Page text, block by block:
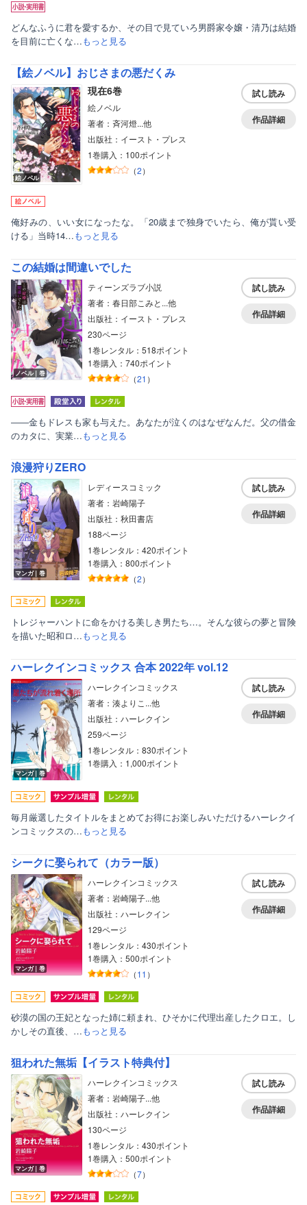
どんなふうに君を愛するか、その目で見ていろ男爵家令嬢・清乃は結婚
を目前に亡くな…もっと見る
【絵ノベル】おじさまの悪だくみ
絵ノベル
現在6巻
絵ノベル
著者：斉河燈...他
出版社：イースト・プレス
1巻購入：100ポイント
（2）
試し読み
作品詳細
俺好みの、いい女になったな。「20歳まで独身でいたら、俺が貰い受
ける」当時14…もっと見る
この結婚は間違いでした
ノベル｜巻
ティーンズラブ小説
著者：春日部こみと...他
出版社：イースト・プレス
230ページ
1巻レンタル：518ポイント
1巻購入：740ポイント
（21 ）
試し読み
作品詳細
――金もドレスも家も与えた。あなたが泣くのはなぜなんだ。父の借金
のカタに、実業…もっと見る
浪漫狩りZERO
マンガ｜巻
レディースコミック
著者：岩崎陽子
出版社：秋田書店
188ページ
1巻レンタル：420ポイント
1巻購入：800ポイント
（2）
試し読み
作品詳細
トレジャーハントに命をかける美しき男たち…。そんな彼らの夢と冒険
を描いた昭和ロ…もっと見る
ハーレクインコミックス 合本 2022年 vol.12
マンガ｜巻
ハーレクインコミックス
著者：湊よりこ...他
出版社：ハーレクイン
259ページ
1巻レンタル：830ポイント
1巻購入：1,000ポイント
試し読み
作品詳細
毎月厳選したタイトルをまとめてお得にお楽しみいただけるハーレクイ
ンコミックスの…もっと見る
シークに娶られて（カラー版）
マンガ｜巻
ハーレクインコミックス
著者：岩崎陽子...他
出版社：ハーレクイン
129ページ
1巻レンタル：430ポイント
1巻購入：500ポイント
（11 ）
試し読み
作品詳細
砂漠の国の王妃となった姉に頼まれ、ひそかに代理出産したクロエ。し
かしその直後、…もっと見る
狙われた無垢【イラスト特典付】
マンガ｜巻
ハーレクインコミックス
著者：岩崎陽子...他
出版社：ハーレクイン
130ページ
1巻レンタル：430ポイント
1巻購入：500ポイント
（7）
試し読み
作品詳細
ボーイズラブ
ティーンズラブ